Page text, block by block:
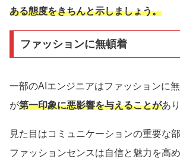
ある態度をきちんと示しましょう。
ファッションに無頓着
一部のAIエンジニアはファッションに
が第一印象に悪影響を与えることがあ
見た目はコミュニケーションの重要な
ファッションセンスは自信と魅力を高め